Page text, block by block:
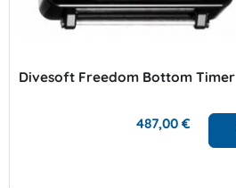
Divesoft Freedom Bottom Timer
487,00 €